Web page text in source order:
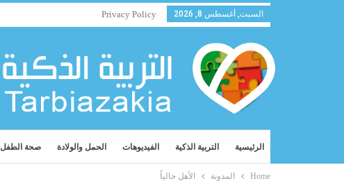
السبت, أغسطس 8, 2026 Privacy Policy
الرئيسية التربية الذكية الفيديوهات الحمل والولادة صحة الطفل
Home المدونة الأهل حالياً